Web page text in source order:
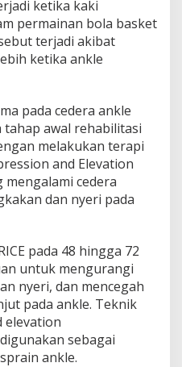
ketika kaki
permainan bola basket
terjadi akibat
ketika ankle
pada cedera ankle
awal rehabilitasi
melakukan terapi
and Elevation
cedera
dan nyeri pada
pada 48 hingga 72
untuk mengurangi
nyeri, dan mencegah
pada ankle. Teknik
elevation
sebagai
ankle.